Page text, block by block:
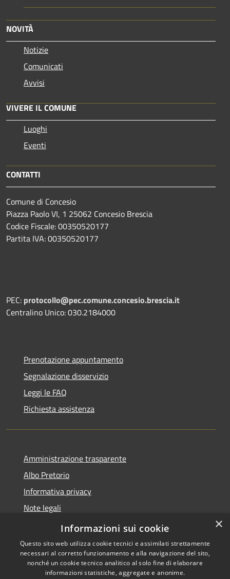
NOVITÀ
Notizie
Comunicati
Avvisi
VIVERE IL COMUNE
Luoghi
Eventi
CONTATTI
Comune di Concesio
Piazza Paolo VI, 1 25062 Concesio Brescia
Codice Fiscale: 00350520177
Partita IVA: 00350520177
PEC: protocollo@pec.comune.concesio.brescia.it
Centralino Unico: 030.2184000
Prenotazione appuntamento
Segnalazione disservizio
Leggi le FAQ
Richiesta assistenza
Amministrazione trasparente
Albo Pretorio
Informativa privacy
Note legali
Dichiarazione di accessibilità
Copyright © 2021 •
×
Informazioni sui cookie
Questo sito web utilizza cookie tecnici e assimilati strettamente
necessari al corretto funzionamento e alla navigazione del sito,
nonché un cookie tecnico analitico al solo fine di elaborare
informazioni statistiche, aggregate e anonime.